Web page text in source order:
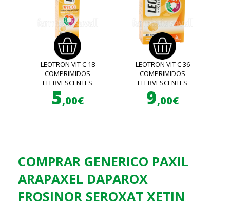
LEOTRON VIT C 18
COMPRIMIDOS
EFERVESCENTES
5,00€
LEOTRON VIT C 36
COMPRIMIDOS
EFERVESCENTES
9,00€
COMPRAR GENERICO PAXIL
ARAPAXEL DAPAROX
FROSINOR SEROXAT XETIN